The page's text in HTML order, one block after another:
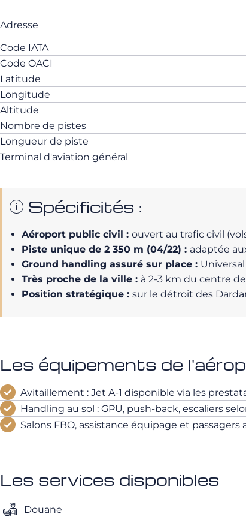
Adresse
Code IATA
Code OACI
Latitude
Longitude
Altitude
Nombre de pistes
Longueur de piste
Terminal d'aviation général
Spécificités :
Aéroport public civil : ouvert au trafic civil
Piste unique de 2 350 m (04/22) : adaptée
Ground handling assuré sur place :
Très proche de la ville : à 2-3 km du centre
Position stratégique : sur le détroit des
Les équipements de
Avitaillement : Jet A-1 disponible via les
Handling au sol : GPU, push-back, escaliers
Salons FBO, assistance équipage et
Les services disponibles
Douane